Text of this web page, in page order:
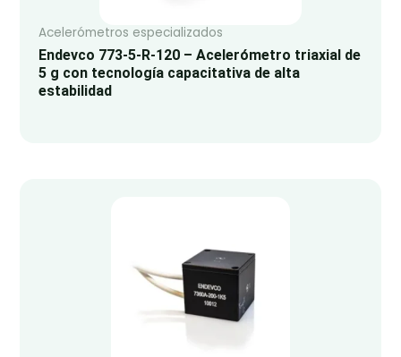
Acelerómetros especializados
Endevco 773-5-R-120 – Acelerómetro triaxial de
5 g con tecnología capacitativa de alta
estabilidad